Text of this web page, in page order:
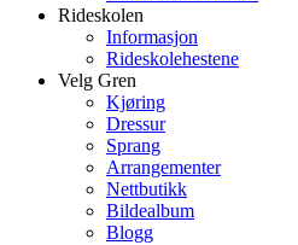
Rideskolen
Informasjon
Rideskolehestene
Velg Gren
Kjøring
Dressur
Sprang
Arrangementer
Nettbutikk
Bildealbum
Blogg